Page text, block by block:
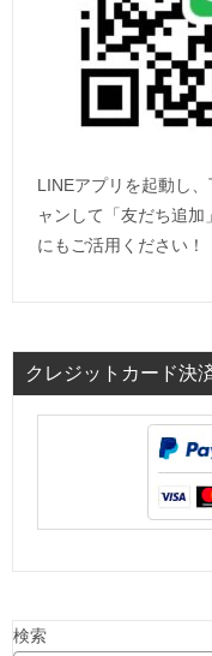
LINEアプリを起動し
ャンして「友だち追
にもご活用ください！
クレジットカード決
検索